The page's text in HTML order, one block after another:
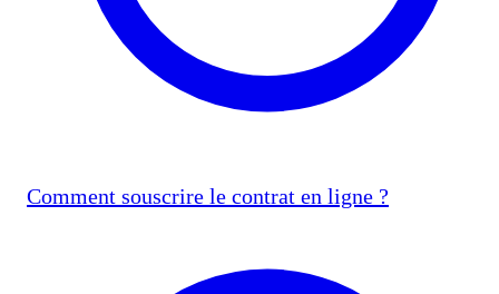
Comment souscrire le contrat en ligne ?